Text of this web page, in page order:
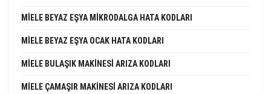
MIELE BEYAZ EŞYA MIKRODALGA HATA KODLARI
MIELE BEYAZ EŞYA OCAK HATA KODLARI
MIELE BULAŞIK MAKINESI ARIZA KODLARI
MIELE ÇAMAŞIR MAKINESI ARIZA KODLARI